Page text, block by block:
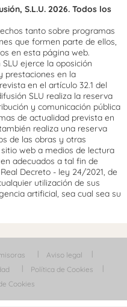
S.L.U. 2026. Todos los
tanto sobre programas
que formen parte de ellos,
en esta página web.
ejerce la oposición
prestaciones en la
en el artículo 32.1 del
SLU realiza la reserva
y comunicación pública
de actualidad prevista en
realiza una reserva
de las obras y otras
web a medios de lectura
adecuados a tal fin de
Decreto - ley 24/2021, de
utilización de sus
artificial, sea cual sea su
Aviso legal
Política de Cookies
Cookies